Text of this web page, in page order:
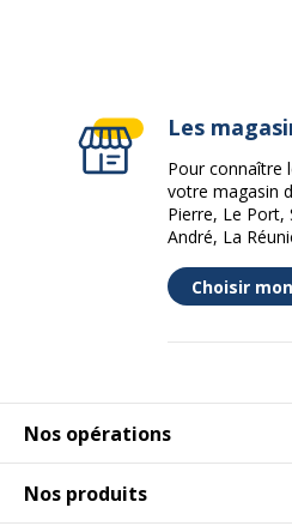
Nos opérations
Nos produits
Les
Pour connaître
votre magasin
Pierre, Le Port,
André, La
Choisir